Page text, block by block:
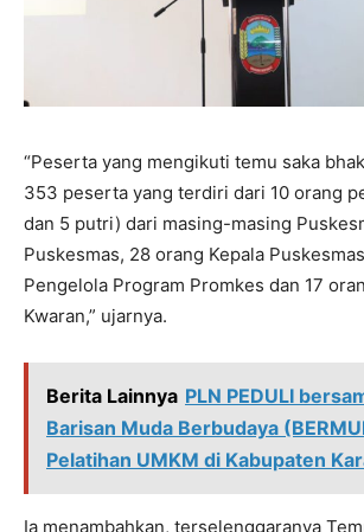
“Peserta yang mengikuti temu saka
353 peserta yang terdiri dari 10 orang
dan 5 putri) dari masing-masing
Puskesmas, 28 orang Kepala
Pengelola Program Promkes dan 17
Kwaran,” ujarnya.
Berita Lainnya PLN PEDULI
Barisan Muda Berbudaya
Pelatihan UMKM di Kabupaten
Ia menambahkan, terselenggaranya